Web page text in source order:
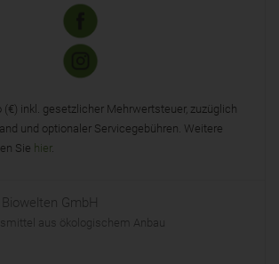
(€) inkl. gesetzlicher Mehrwertsteuer, zuzüglich
und optionaler Servicegebühren. Weitere
Sie hier.
GmbH
aus ökologischem Anbau